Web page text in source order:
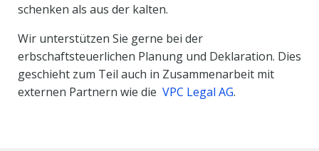
schenken als aus der kalten.
Wir unterstützen Sie gerne bei der
erbschaftsteuerlichen Planung und Deklaration. Dies
geschieht zum Teil auch in Zusammenarbeit mit
externen Partnern wie die VPC Legal AG.